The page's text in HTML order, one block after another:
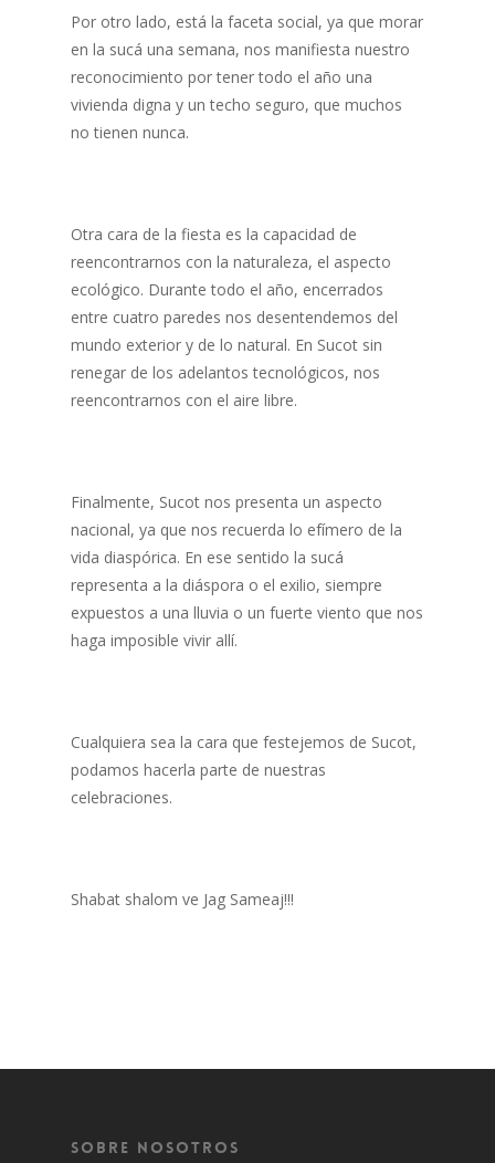
Por otro lado, está la faceta social, ya que morar
en la sucá una semana, nos manifiesta nuestro
reconocimiento por tener todo el año una
vivienda digna y un techo seguro, que muchos
no tienen nunca.
Otra cara de la fiesta es la capacidad de
reencontrarnos con la naturaleza, el aspecto
ecológico. Durante todo el año, encerrados
entre cuatro paredes nos desentendemos del
mundo exterior y de lo natural. En Sucot sin
renegar de los adelantos tecnológicos, nos
reencontrarnos con el aire libre.
Finalmente, Sucot nos presenta un aspecto
nacional, ya que nos recuerda lo efímero de la
vida diaspórica. En ese sentido la sucá
representa a la diáspora o el exilio, siempre
expuestos a una lluvia o un fuerte viento que nos
haga imposible vivir allí.
Cualquiera sea la cara que festejemos de Sucot,
podamos hacerla parte de nuestras
celebraciones.
Shabat shalom ve Jag Sameaj!!!
Sobre Nosotros